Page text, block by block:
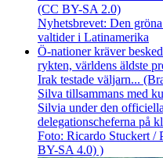
Nyhetsbrevet: Den
valtider i Latinamerika
Ö-nationer kräver
rykten, världens äldste
Irak testade väljarn...
Silva tillsammans med
Silvia under den
delegationscheferna på
Foto: Ricardo Stuckert /
BY-SA 4.0) )